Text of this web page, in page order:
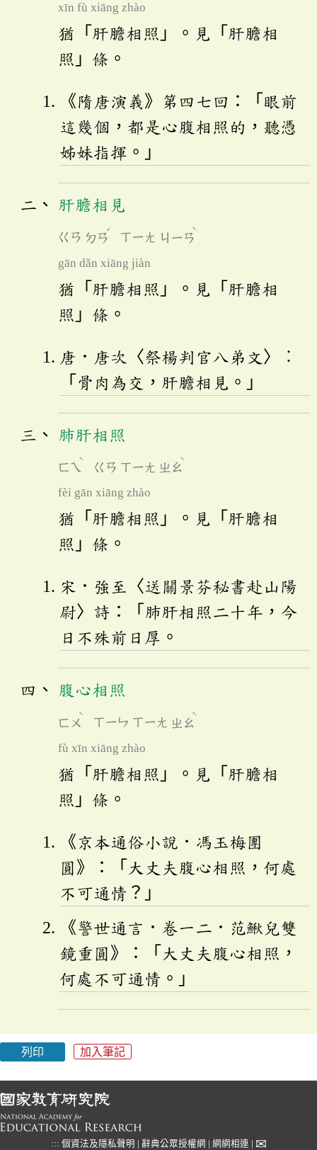
xīn fù xiāng zhào
猶「肝膽相照」。見「肝膽相
照」條。
《隋唐演義》第四七回：「眼前
這幾個，都是心腹相照的，聽憑
姊妹指揮。」
肝膽相見
ㄍㄢ ㄉㄢ
ˇ
ㄒㄧㄤ ㄐㄧㄢ
ˋ
gān dǎn xiāng jiàn
猶「肝膽相照」。見「肝膽相
照」條。
唐．唐次〈祭楊判官八弟文〉︰
「骨肉為交，肝膽相見。」
肺肝相照
ㄈㄟ
ˋ
ㄍㄢ ㄒㄧㄤ ㄓㄠ
ˋ
fèi gān xiāng zhào
猶「肝膽相照」。見「肝膽相
照」條。
宋．強至〈送關景芬秘書赴山陽
尉〉詩：「肺肝相照二十年，今
日不殊前日厚。
腹心相照
ㄈㄨ
ˋ
ㄒㄧㄣ ㄒㄧㄤ ㄓㄠ
ˋ
fù xīn xiāng zhào
猶「肝膽相照」。見「肝膽相
照」條。
《京本通俗小說．馮玉梅團
圓》：「大丈夫腹心相照，何處
不可通情？」
《警世通言．卷一二．范鰍兒雙
鏡重圓》：「大丈夫腹心相照，
何處不可通情。」
列印 加入筆記
::: 個資法及隱私聲明 辭典公眾授權網 網網相連 ✉